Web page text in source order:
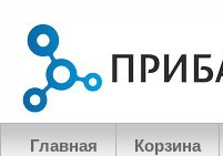
Главная Корзина